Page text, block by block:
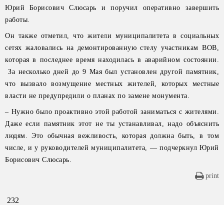
Юрий Борисович Слюсарь и поручил оперативно завершить
работы.
Он также отметил, что жители муниципалитета в социальных
сетях жаловались на демонтированную стелу участникам ВОВ,
которая в последнее время находилась в аварийном состоянии.
За несколько дней до 9 Мая был установлен другой памятник,
что вызвало возмущение местных жителей, которых местные
власти не предупредили о планах по замене монумента.
– Нужно было проактивно этой работой заниматься с жителями.
Даже если памятник этот не ты устанавливал, надо объяснить
людям. Это обычная вежливость, которая должна быть, в том
числе, и у руководителей муниципалитета, — подчеркнул Юрий
Борисович Слюсарь.
print
232